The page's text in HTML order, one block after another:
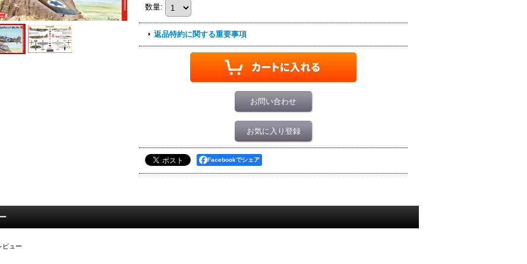
数量:
返品特約に関する重要事項
お問い合わせ
お気に入り登録
Facebookでシェア
ビュー